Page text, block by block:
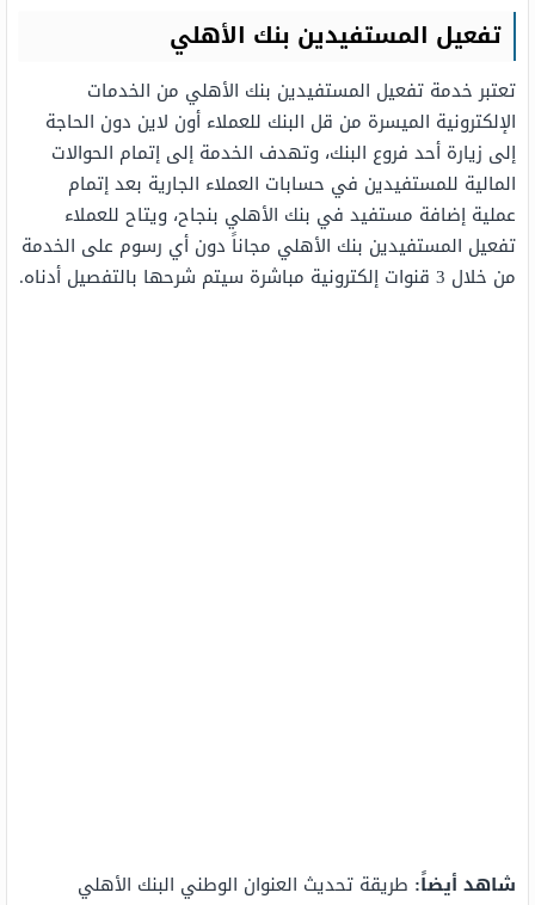
تفعيل المستفيدين بنك الأهلي
تعتبر خدمة تفعيل المستفيدين بنك الأهلي من الخدمات
الإلكترونية الميسرة من قل البنك للعملاء أون لاين دون الحاجة
إلى زيارة أحد فروع البنك، وتهدف الخدمة إلى إتمام الحوالات
المالية للمستفيدين في حسابات العملاء الجارية بعد إتمام
عملية إضافة مستفيد في بنك الأهلي بنجاح، ويتاح للعملاء
تفعيل المستفيدين بنك الأهلي مجاناً دون أي رسوم على الخدمة
من خلال 3 قنوات إلكترونية مباشرة سيتم شرحها بالتفصيل أدناه.
شاهد أيضاً: طريقة تحديث العنوان الوطني البنك الأهلي